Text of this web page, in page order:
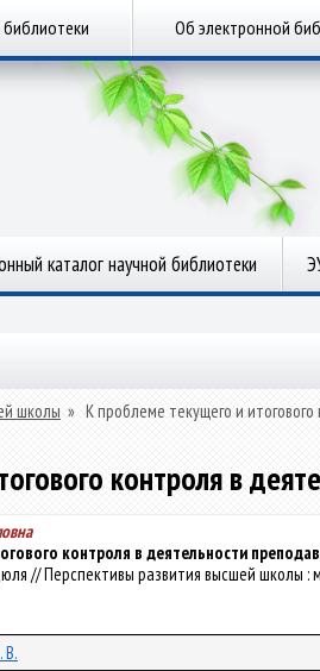
Об электронной
каталог научной библиотеки
школы » К проблеме текущего и
контроля в
контроля в деятельности
// Перспективы развития высшей школы :
В.